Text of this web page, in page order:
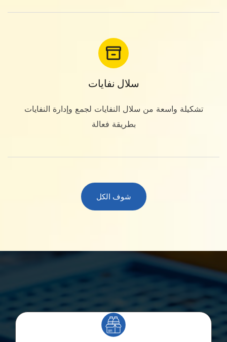
سلال نفايات
تشكيلة واسعة من سلال النفايات لجمع وإدارة النفايات
بطريقة فعالة
شوف الكل